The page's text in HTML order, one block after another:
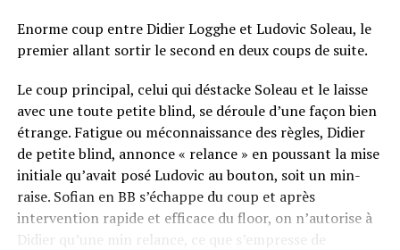
Enorme coup entre Didier Logghe et Ludovic Soleau, le
premier allant sortir le second en deux coups de suite.
Le coup principal, celui qui déstacke Soleau et le laisse
avec une toute petite blind, se déroule d’une façon bien
étrange. Fatigue ou méconnaissance des règles, Didier
de petite blind, annonce « relance » en poussant la mise
initiale qu’avait posé Ludovic au bouton, soit un min-
raise. Sofian en BB s’échappe du coup et après
intervention rapide et efficace du floor, on n’autorise à
Didier qu’une min relance, ce que s’empresse de